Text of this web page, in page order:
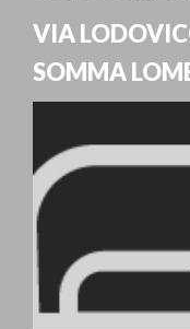
VIA
SOMMA